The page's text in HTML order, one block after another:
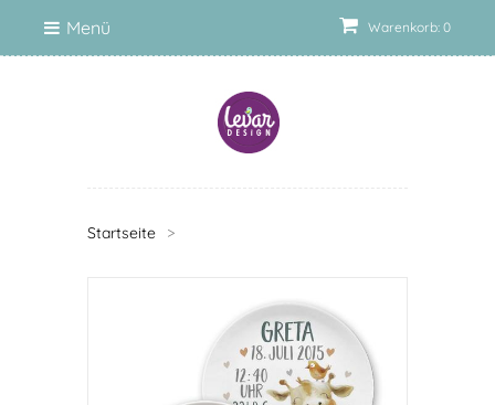
Warenkorb: 0
Menü
Startseite >